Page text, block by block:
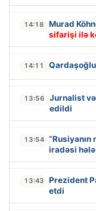
14:18 Murad
sifarişi ilə
14:11
13:56
Jurnalist
edildi
13:54
iradəsi
13:43
Prezident
etdi